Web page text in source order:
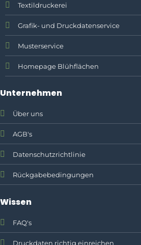
Textildruckerei
Grafik- und Druckdatenservice
Musterservice
Homepage Blühflächen
Unternehmen
Über uns
AGB's
Datenschutzrichtlinie
Rückgabebedingungen
Wissen
FAQ's
Druckdaten richtig einreichen